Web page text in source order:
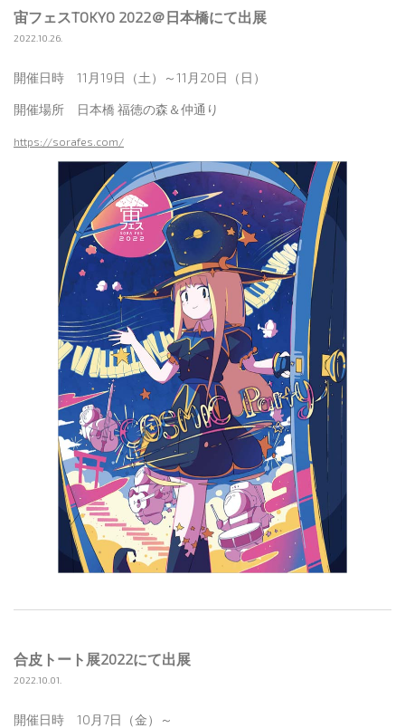
宙フェスTOKYO 2022＠日本橋にて出展
2022.10.26.
開催日時 11月19日（土）～11月20日（日）
開催場所 日本橋 福徳の森＆仲通り
https://sorafes.com/
合皮トート展2022にて出展
2022.10.01.
開催日時 10月7日（金）～